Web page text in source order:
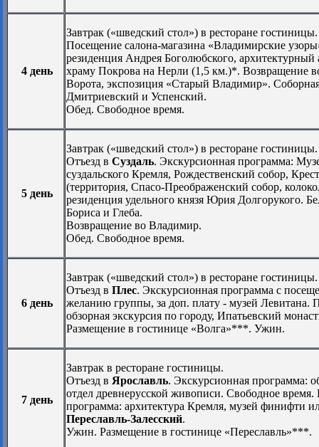
4 день
Завтрак («шведский стол») в ресторане
Посещение салона-магазина «Владимирские
резиденция Андрея Боголюбского,
храму Покрова на Нерли (1,5 км.)*. Возвращение
Ворота, экспозиция «Старый Владимир».
Дмитриевский и Успенский.
Обед. Свободное время.
5 день
Завтрак («шведский стол») в ресторане гостиницы.
Отъезд в Суздаль. Экскурсионная программа:
суздальского Кремля, Рождественский собор,
(территория, Спасо-Преображенский собор,
резиденция удельного князя Юрия Долгорукого.
Бориса и Глеба.
Возвращение во Владимир.
Обед. Свободное время.
6 день
Завтрак («шведский стол») в ресторане гостиницы.
Отъезд в Плес. Экскурсионная программа с
желанию группы, за доп. плату - музей Левитана.
обзорная экскурсия по городу, Ипатьевский
Размещение в гостинице «Волга»***. Ужин.
7 день
Завтрак в ресторане гостиницы.
Отъезд в Ярославль. Экскурсионная программа:
отдел древнерусской живописи. Свободное
программа: архитектура Кремля, музей финифти
Переславль-Залесский.
Ужин. Размещение в гостинице «Переславль»***.